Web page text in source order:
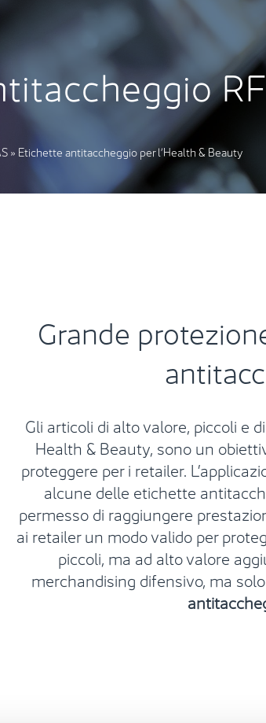
» Etichette antitaccheggio per l’Health & Beauty
Grande
Gli articoli di alto valore, piccoli e
Health & Beauty, sono un
proteggere per i retailer.
alcune delle etichette
permesso di raggiungere
ai retailer un modo valido per
piccoli, ma ad alto valore
merchandising difensivo, ma